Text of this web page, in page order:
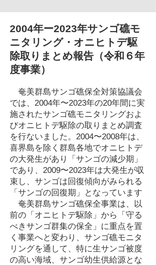
2004年ー2023年サンゴ礁モ
ニタリング・オニヒトデ駆
除取りまとめ報告（令和６年
度事業）
奄美群島サンゴ礁保全対策協議会
では、2004年〜2023年の20年間に実
施されたサンゴ礁モニタリングおよ
びオニヒトデ駆除の取りまとめ調査
を行ないました。2004〜2008年は、
喜界島を除く群島各地でオニヒトデ
の大発生があり「サンゴの減少期」
であり、2009〜2023年は大発生が収
束し、サンゴは回復傾向がみられる
「サンゴの回復期」となっています
奄美群島サンゴ礁保全事業は、以
前の「オニヒトデ駆除」から「守る
べきサンゴ群集の保全」に重点を置
く事業へと変わり、サンゴ礁モニタ
リングを通して、特に生サンゴ被度
の高い海域、サンゴ幼生供給源とな